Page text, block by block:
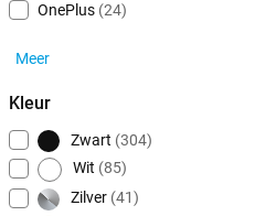
OnePlus (24)
Meer
Kleur
Zwart (304)
Wit (85)
Zilver (41)